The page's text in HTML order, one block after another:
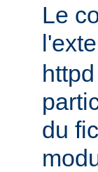
Le
du